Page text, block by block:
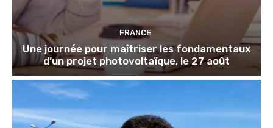
FRANCE
Une journée pour maîtriser les fondamentaux
d’un projet photovoltaïque, le 27 août